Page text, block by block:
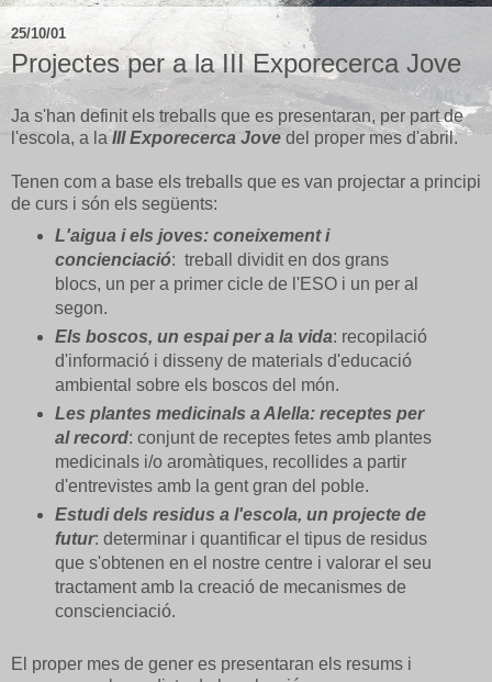
25/10/01
Projectes per a la III Exporecerca Jove
Ja s'han definit els treballs que es presentaran, per part de
l'escola, a laIII Exporecerca Jove del proper mes d'abril.
Tenen com a base els treballs que es van projectar a principi
de curs i són els següents:
L'aigua i els joves: coneixement i
concienciació: treball dividit en dos grans
blocs, un per a primer cicle de l'ESO i un per al
segon.
Els boscos, un espai per a la vida: recopilació
d'informació i disseny de materials d'educació
ambiental sobre els boscos del món.
Les plantes medicinals a Alella: receptes per
al record: conjunt de receptes fetes amb plantes
medicinals i/o aromàtiques, recollides a partir
d'entrevistes amb la gent gran del poble.
Estudi dels residus a l'escola, un projecte de
futur: determinar i quantificar el tipus de residus
que s'obtenen en el nostre centre i valorar el seu
tractament amb la creació de mecanismes de
conscienciació.
El proper mes de gener es presentaran els resums i